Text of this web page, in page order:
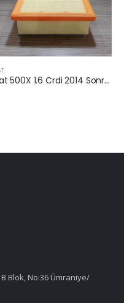
Fiat 500X 1.6 Crdi 2014 Sonrası Hava Filtresi
Blok, No:36 Ümraniye/